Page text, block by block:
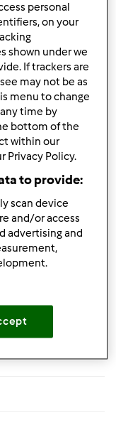
czy warto?
personal
on your
shown under we
If trackers are
may not be as
menu to change
time by
bottom of the
within our
Privacy Policy.
to provide:
scan device
and/or access
advertising and